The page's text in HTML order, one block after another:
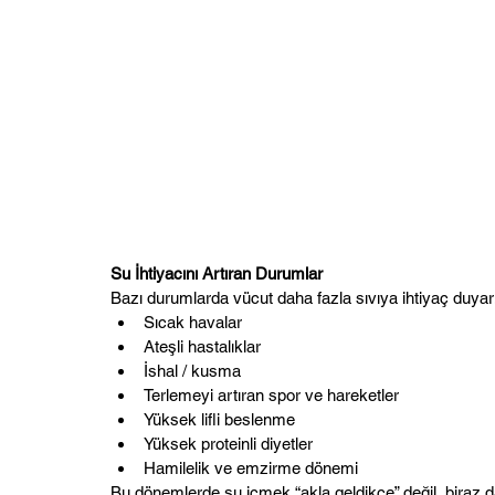
Su İhtiyacını Artıran Durumlar
Bazı durumlarda vücut daha fazla sıvıya ihtiyaç
Sıcak havalar
Ateşli hastalıklar
İshal / kusma
Terlemeyi artıran spor ve hareketler
Yüksek lifli beslenme
Yüksek proteinli diyetler
Hamilelik ve emzirme dönemi